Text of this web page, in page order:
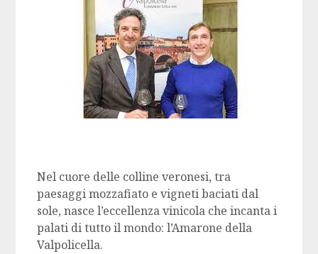
Nel cuore delle colline veronesi, tra
paesaggi mozzafiato e vigneti baciati dal
sole, nasce l’eccellenza vinicola che incanta i
palati di tutto il mondo: l’Amarone della
Valpolicella.